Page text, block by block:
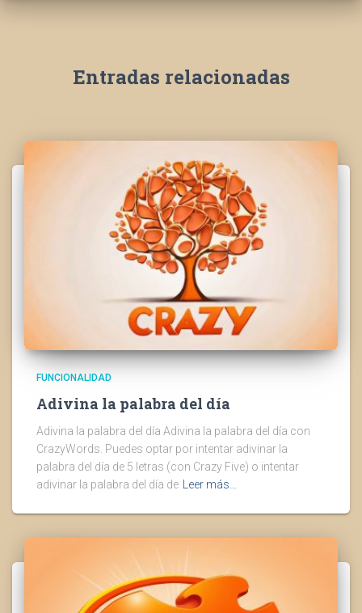
Entradas relacionadas
FUNCIONALIDAD
Adivina la palabra del día
Adivina la palabra del día Adivina la palabra del día con
CrazyWords. Puedes optar por intentar adivinar la
palabra del día de 5 letras (con Crazy Five) o intentar
adivinar la palabra del día de
Leer más…